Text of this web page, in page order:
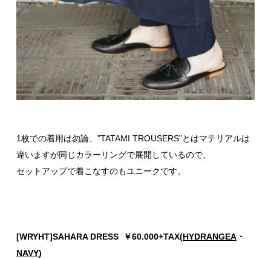
1枚での着用は勿論、”TATAMI TROUSERS”とはマテリアルは
違いますが同じカラーリングで展開しているので、
セットアップで着こなすのもユニークです。
[WRYHT]SAHARA DRESS ￥60.000+TAX(HYDRANGEA ・
NAVY)